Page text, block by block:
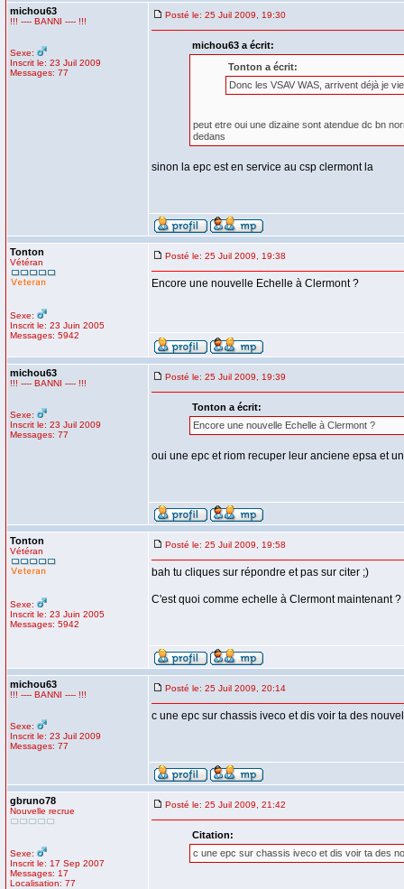
michou63
!!! ---- BANNI ---- !!!
Sexe:
Inscrit le: 23 Juil 2009
Messages: 77
Posté le: 25 Juil 2009, 19:30
michou63 a écrit:
Tonton a écrit:
Donc les VSAV WAS, arrivent déjà je
peut etre oui une dizaine sont atendue dc bn
dedans
sinon la epc est en service au csp clermont la
Tonton
Vétéran
Sexe:
Inscrit le: 23 Juin 2005
Messages: 5942
Posté le: 25 Juil 2009, 19:38
Encore une nouvelle Echelle à Clermont ?
michou63
!!! ---- BANNI ---- !!!
Sexe:
Inscrit le: 23 Juil 2009
Messages: 77
Posté le: 25 Juil 2009, 19:39
Tonton a écrit:
Encore une nouvelle Echelle à Clermont ?
oui une epc et riom recuper leur anciene epsa et
Tonton
Vétéran
Sexe:
Inscrit le: 23 Juin 2005
Messages: 5942
Posté le: 25 Juil 2009, 19:58
bah tu cliques sur répondre et pas sur citer ;)
C'est quoi comme echelle à Clermont maintenant ?
michou63
!!! ---- BANNI ---- !!!
Sexe:
Inscrit le: 23 Juil 2009
Messages: 77
Posté le: 25 Juil 2009, 20:14
c une epc sur chassis iveco et dis voir ta des
gbruno78
Nouvelle recrue
Sexe:
Inscrit le: 17 Sep 2007
Messages: 17
Localisation: 77
Posté le: 25 Juil 2009, 21:42
Citation:
c une epc sur chassis iveco et dis voir ta des